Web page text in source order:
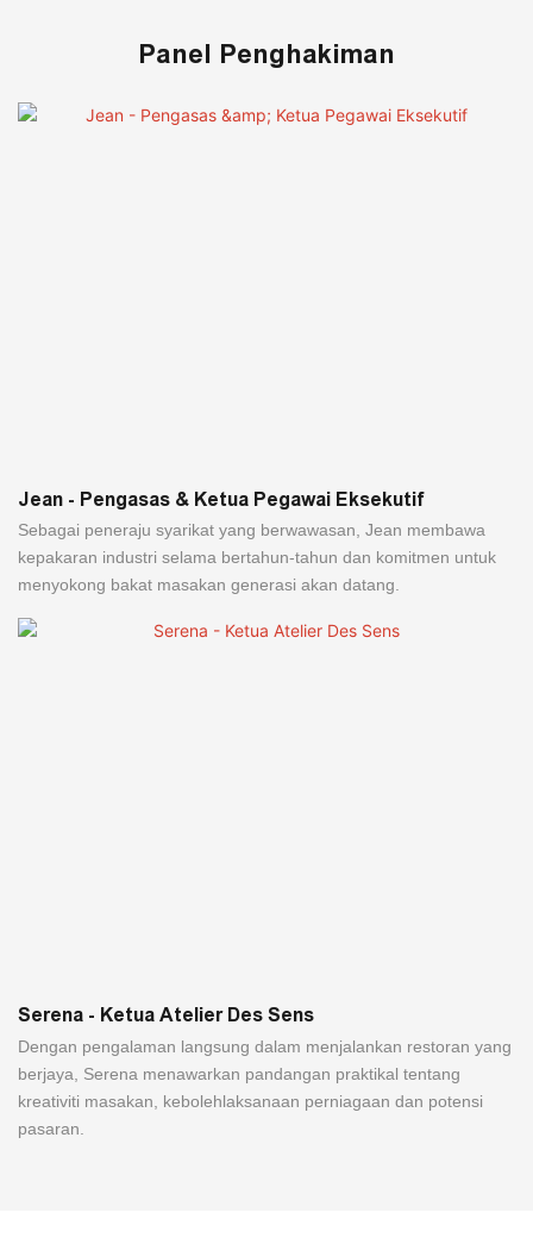
Panel Penghakiman
Jean - Pengasas & Ketua Pegawai Eksekutif
Sebagai peneraju syarikat yang berwawasan, Jean membawa
kepakaran industri selama bertahun-tahun dan komitmen untuk
menyokong bakat masakan generasi akan datang.
Serena - Ketua Atelier Des Sens
Dengan pengalaman langsung dalam menjalankan restoran yang
berjaya, Serena menawarkan pandangan praktikal tentang
kreativiti masakan, kebolehlaksanaan perniagaan dan potensi
pasaran.